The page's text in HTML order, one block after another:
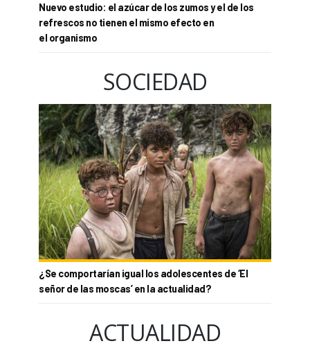
Nuevo estudio: el azúcar de los zumos y el de los
refrescos no tienen el mismo efecto en
el organismo
SOCIEDAD
¿Se comportarían igual los adolescentes de ‘El
señor de las moscas’ en la actualidad?
ACTUALIDAD